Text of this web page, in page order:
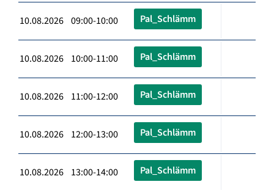
10.08.2026 09:00-10:00 Pal_Schlämm
10.08.2026 10:00-11:00 Pal_Schlämm
10.08.2026 11:00-12:00 Pal_Schlämm
10.08.2026 12:00-13:00 Pal_Schlämm
10.08.2026 13:00-14:00 Pal_Schlämm